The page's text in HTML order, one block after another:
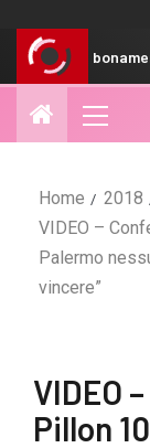
ecco i
Home 2018
VIDEO –
Palermo
vincere”
VIDEO
Pillon